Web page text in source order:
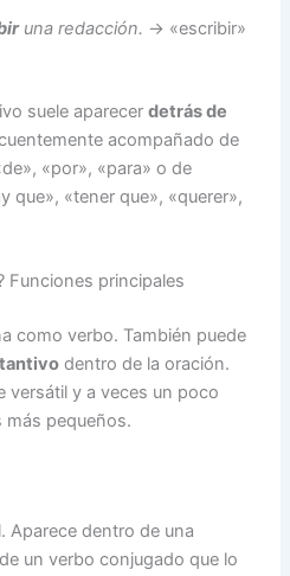
una redacción. → «escribir»
suele aparecerdetrás de
acompañado de
«por», «para» o de
que», «tener que», «querer»,
Funciones principales
como verbo. También puede
dentro de la oración.
versátil y a veces un poco
más pequeños.
Aparece dentro de una
un verbo conjugado que lo